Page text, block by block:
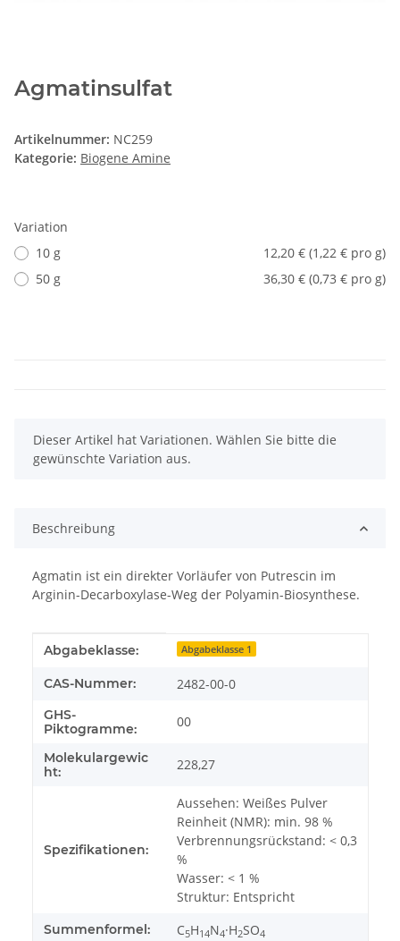
Agmatinsulfat
Artikelnummer: NC259
Kategorie: Biogene Amine
Variation
10 g
12,20 € (1,22 € pro g)
50 g
36,30 € (0,73 € pro g)
x
Dieser Artikel hat Variationen. Wählen Sie bitte die
gewünschte Variation aus.
Beschreibung
Agmatin ist ein direkter Vorläufer von Putrescin im
Arginin-Decarboxylase-Weg der Polyamin-Biosynthese.
Produkteigenschaft
Wert
Abgabeklasse: Abgabeklasse 1
CAS-Nummer: 2482-00-0
GHS-
Piktogramme:
00
Molekulargewic
ht:
228,27
Spezifikationen:
Aussehen: Weißes Pulver
Reinheit (NMR): min. 98 %
Verbrennungsrückstand: < 0,3
%
Wasser: < 1 %
Struktur: Entspricht
Summenformel: C5H14N4·H2SO4